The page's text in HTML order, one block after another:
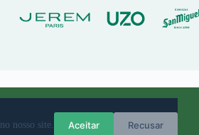
nosso site. Aceitar Recusar